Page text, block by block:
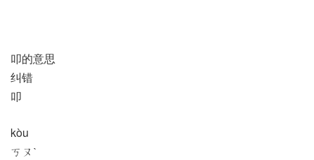
叩的意思
纠错
叩
kòu
ㄎㄡˋ